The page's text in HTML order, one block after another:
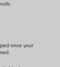
once your